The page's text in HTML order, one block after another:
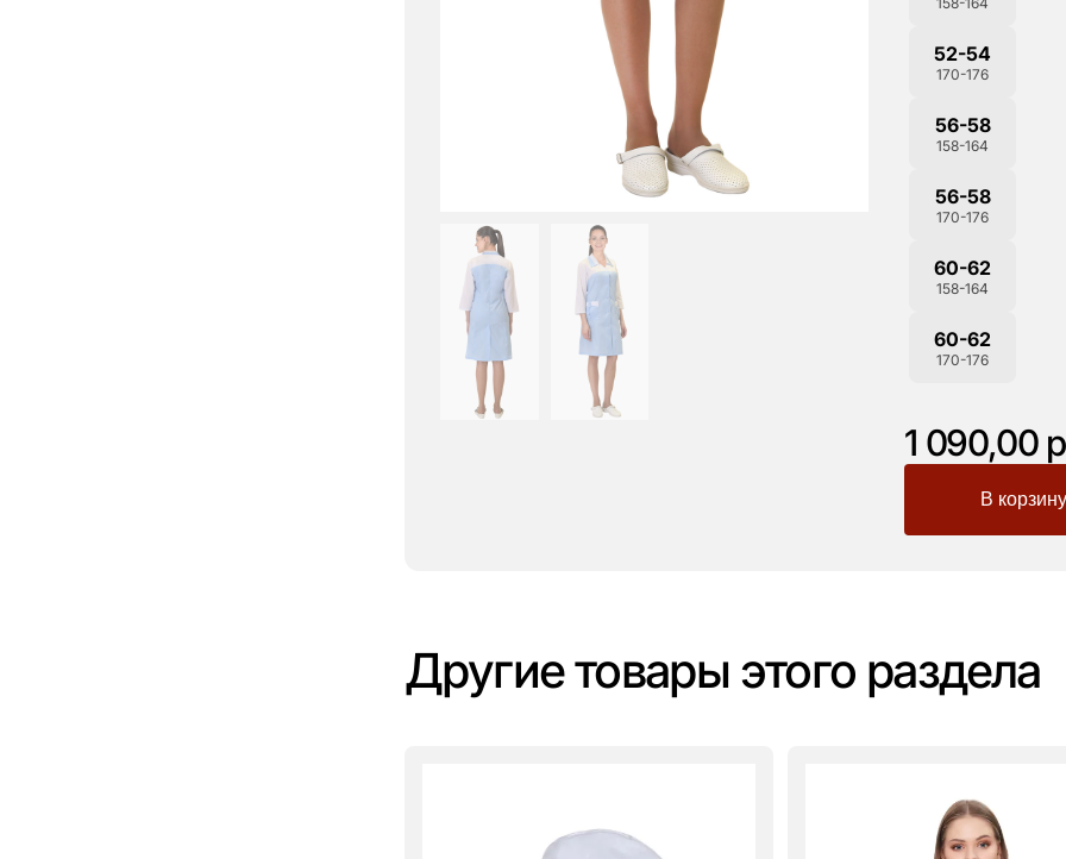
52-54
170-176
56-58
158-164
56-58
170-176
60-62
158-164
60-62
170-176
1 090,00
Другие товары этого раздела